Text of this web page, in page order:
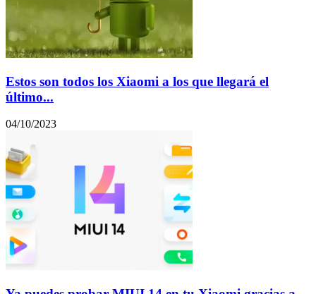
Estos son todos los Xiaomi a los que llegará el
último...
04/10/2023